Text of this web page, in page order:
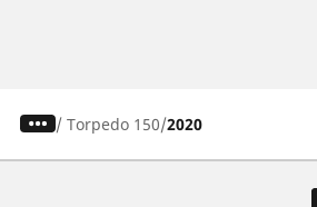
/ Torpedo 150 2020